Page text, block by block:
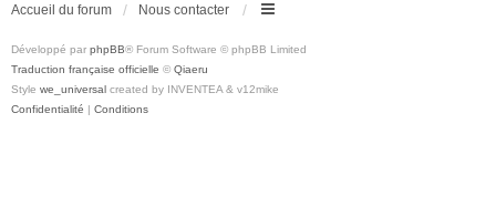
Accueil du forum Nous contacter
Développé par phpBB® Forum Software © phpBB Limited
Traduction française officielle © Qiaeru
Style we_universal created by INVENTEA & v12mike
Confidentialité | Conditions